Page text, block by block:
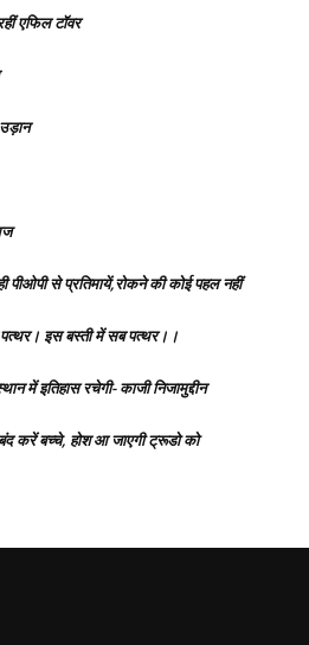
एफिल टॉवर
पीओपी से प्रतिमायें,रोकने की कोई पहल नहीं
इस बस्ती में सब पत्थर।।
में इतिहास रचेगी- काजी निजामुद्दीन
करें बच्चे, होश आ जाएगी ट्रूडो को